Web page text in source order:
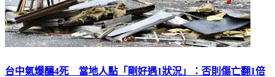
台中氣爆釀4死 當地人點「剛好遇1狀況」：否則傷亡翻1倍